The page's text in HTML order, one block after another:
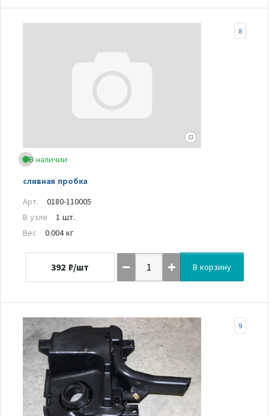
В наличии
сливная пробка
8
Арт.
0180-110005
В узле
1 шт.
Вес
0.004 кг
392 ₽/шт В корзину
9